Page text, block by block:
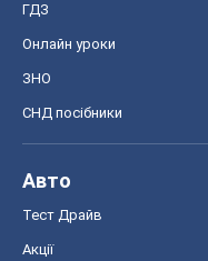
ГДЗ
Онлайн уроки
ЗНО
СНД посібники
Авто
Тест Драйв
Акції